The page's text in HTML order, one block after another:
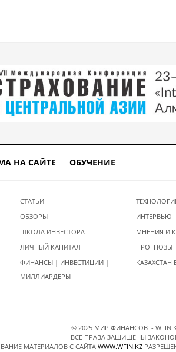
НА САЙТЕ ОБУЧЕНИЕ
СТАТЬИ
ОБЗОРЫ
ШКОЛА ИНВЕСТОРА
ЛИЧНЫЙ КАПИТАЛ
ФИНАНСЫ | ИНВЕСТИЦИИ |
МИЛЛИАРДЕРЫ
ИНТЕРВЬЮ
МНЕНИЯ И
ПРОГНОЗЫ
КАЗАХСТАН
© 2025 МИР ФИНАНСОВ -
ВСЕ ПРАВА ЗАЩИЩЕНЫ
МАТЕРИАЛОВ C САЙТАWWW.WFIN.KZ